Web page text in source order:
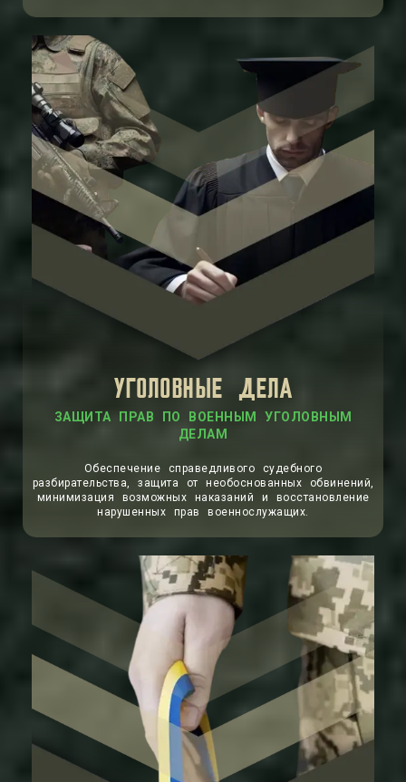
УГОЛОВНЫЕ ДЕЛА
Обеспечение справедливого судебного
разбирательства, защита от необоснованных обвинений,
минимизация возможных наказаний и восстановление
нарушенных прав военнослужащих.